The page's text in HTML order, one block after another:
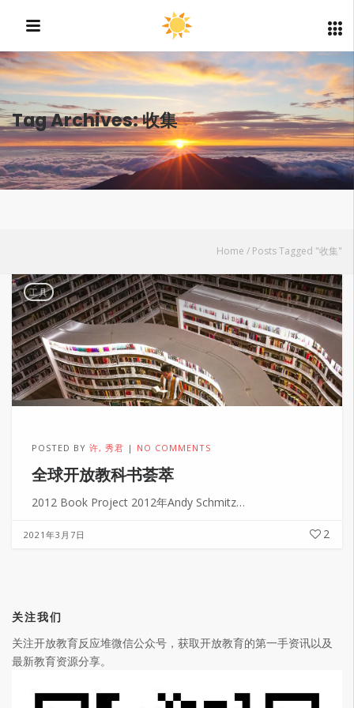
Tag Archives: 收集
Home / Posts Tagged "收集"
工具
POSTED BY许, 秀君 NO COMMENTS
全球开放教科书荟萃
2012 Book Project 2012年Andy Schmitz…
2021年3月7日 2
关注我们
关注开放教育反应堆微信公众号，获取开放教育的第一手资讯以及
最新教育资源分享。